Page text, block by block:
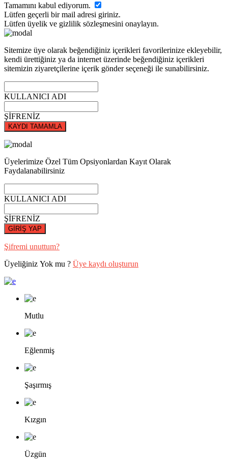
Tamamını kabul ediyorum.
Lütfen geçerli bir mail adresi giriniz.
Lütfen üyelik ve gizlilik sözleşmesini onaylayın.
Sitemize üye olarak beğendiğiniz içerikleri favorilerinize ekleyebilir,
kendi ürettiğiniz ya da internet üzerinde beğendiğiniz içerikleri
sitemizin ziyaretçilerine içerik gönder seçeneği ile sunabilirsiniz.
KULLANICI ADI
ŞİFRENİZ
KAYDI TAMAMLA
Üyelerimize Özel Tüm Opsiyonlardan Kayıt Olarak
Faydalanabilirsiniz
KULLANICI ADI
ŞİFRENİZ
GİRİŞ YAP
Şifremi unuttum?
Üyeliğiniz Yok mu ? Üye kaydı oluşturun
Mutlu
Eğlenmiş
Şaşırmış
Kızgın
Üzgün